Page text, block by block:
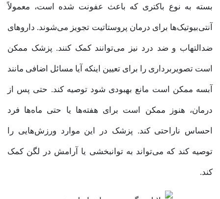
بسته به نوع باکتری که باعث عفونت شده است، معمولاً
آنتی‌بیوتیک‌ها برای درمان پروستاتیت تجویز می‌شوند. داروهای
ضد‌التهاب و ضد درد نیز می‌توانند کمک کنند. پزشک ممکن
است تصویربرداری را برای تعیین اینکه آیا مسائل اضافی مانند
آبسه ممکن است مانع بهبودی شود توصیه کند. حتی پس از
درمان، هنوز ممکن است برای هفته‌ها یا حتی ماه‌ها فرد
احساس ناراحتی کند. پزشک در این موارد ورزش‌هایی را
توصیه کند که می‌تواند به توانبخشی یا آرامش در لگن کمک
کند.